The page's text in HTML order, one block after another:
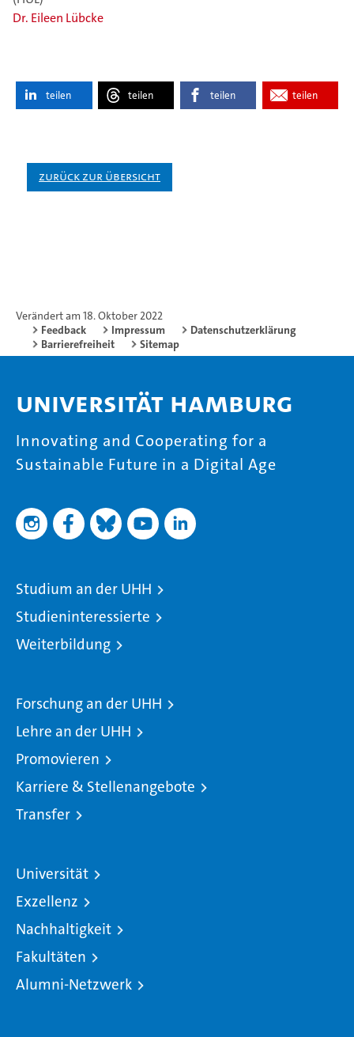
Dr. Eileen Lübcke
teilen teilen teilen teilen
Zurück zur Übersicht
Verändert am 18. Oktober 2022
Feedback
Impressum
Datenschutzerklärung
Barrierefreiheit
Sitemap
Universität Hamburg
Innovating and Cooperating for a
Sustainable Future in a Digital Age
Studium an der UHH
Studieninteressierte
Weiterbildung
Forschung an der UHH
Lehre an der UHH
Promovieren
Karriere & Stellenangebote
Transfer
Universität
Exzellenz
Nachhaltigkeit
Fakultäten
Alumni-Netzwerk